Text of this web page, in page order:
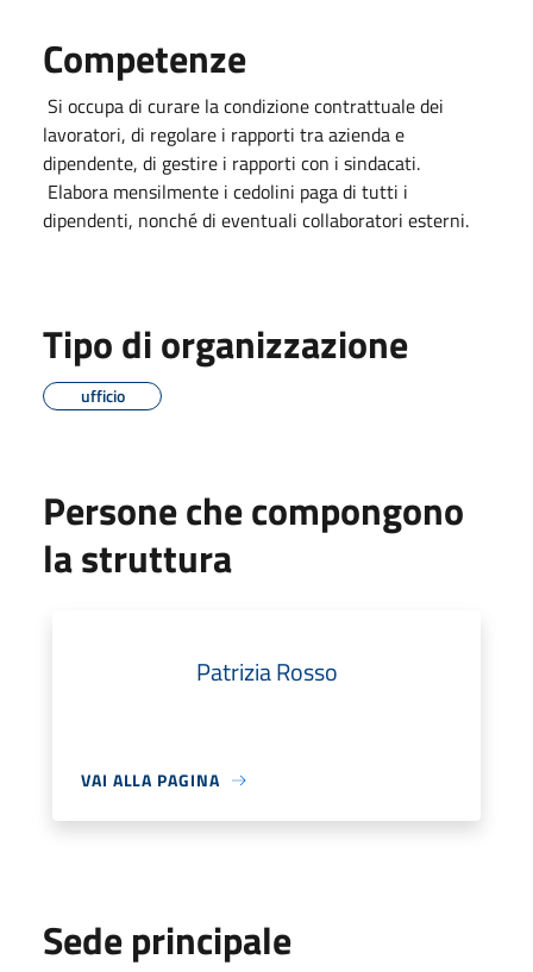
Competenze
Si occupa di curare la condizione contrattuale dei
lavoratori, di regolare i rapporti tra azienda e
dipendente, di gestire i rapporti con i sindacati.
Elabora mensilmente i cedolini paga di tutti i
dipendenti, nonché di eventuali collaboratori esterni.
Tipo di organizzazione
ufficio
Persone che compongono
la struttura
Patrizia Rosso
VAI ALLA PAGINA
Sede principale